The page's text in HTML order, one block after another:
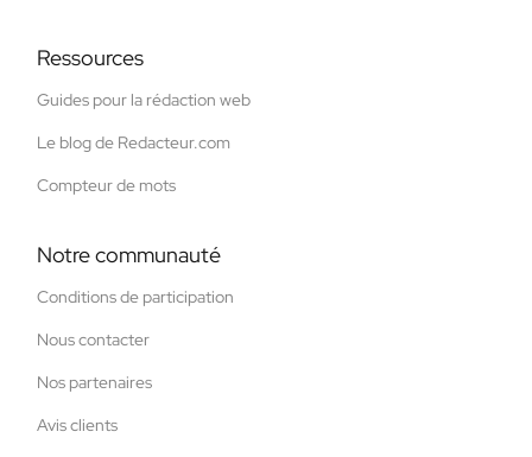
Ressources
Guides pour la rédaction web
Le blog de Redacteur.com
Compteur de mots
Notre communauté
Conditions de participation
Nous contacter
Nos partenaires
Avis clients